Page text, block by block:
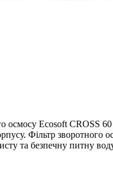
осмосу Ecosoft CROSS
Фільтр
та безпечну питну